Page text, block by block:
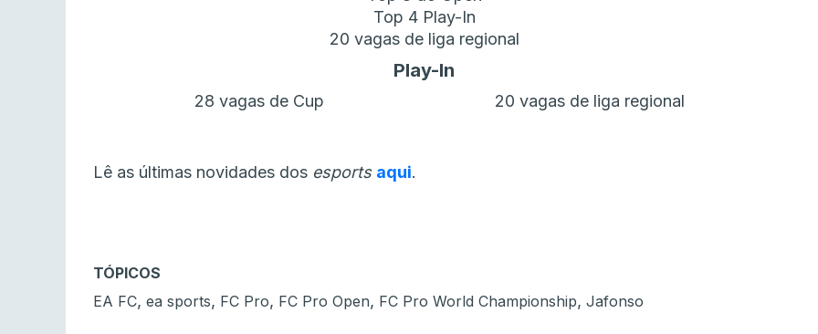
Top 4 Play-In
20 vagas de liga regional
Play-In
28 vagas de Cup 20 vagas de liga regional
Lê as últimas novidades dos esports aqui.
TÓPICOS
EA FC, ea sports, FC Pro, FC Pro Open, FC Pro World Championship, Jafonso